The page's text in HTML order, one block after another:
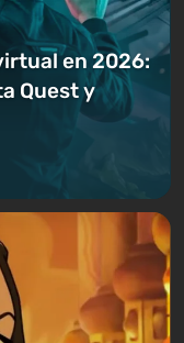
en 2026:
Quest y